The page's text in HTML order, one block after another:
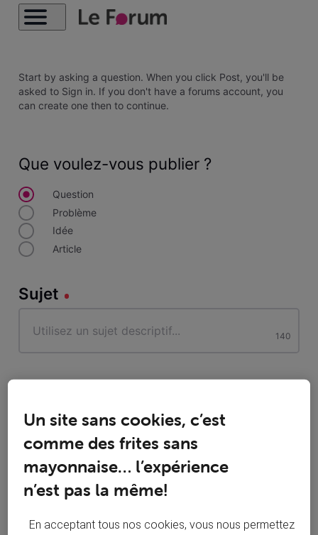
Start by asking a question. When you click Post, you'll be
asked to Sign in. If you don't have a forums account, you
can create one then to continue.
Que voulez-vous publier ?
Question
Problème
Idée
Article
Sujet
characters
140
Un site sans cookies, c’est
comme des frites sans
mayonnaise… l’expérience
n’est pas la même!
En acceptant tous nos cookies, vous nous permettez